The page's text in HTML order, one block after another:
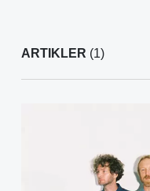
ARTIKLER (1)